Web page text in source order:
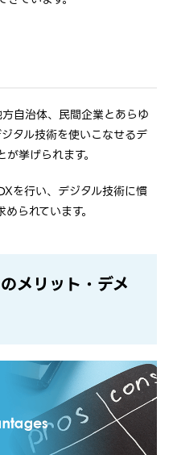
自治体、民間企業とあらゆ
タル技術を使いこなせるデ
挙げられます。
を行い、デジタル技術に慣
られています。
メリット・デメ